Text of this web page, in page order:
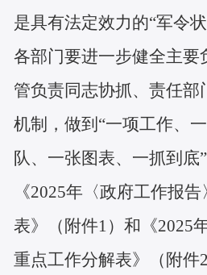
是具有法定效力的“军令
各部门要进一步健全主要
管负责同志协抓、责任部
机制，做到“一项工作、
队、一张图表、一抓到底
《2025年〈政府工作报
表》（附件1）和《2025
重点工作分解表》（附件